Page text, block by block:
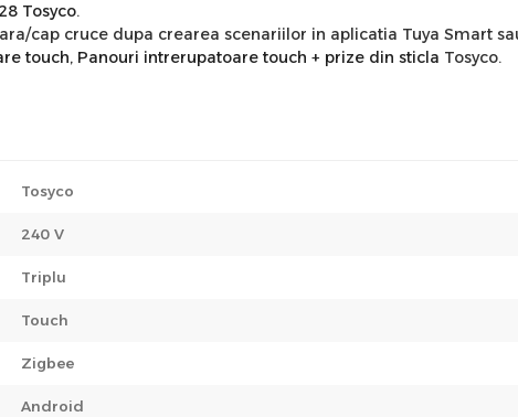
Tosyco.
cap cruce dupa crearea scenariilor in aplicatia Tuya Smart
touch, Panouri intrerupatoare touch + prize din sticla Tosyco.
Tosyco
240 V
Triplu
Touch
Zigbee
Android